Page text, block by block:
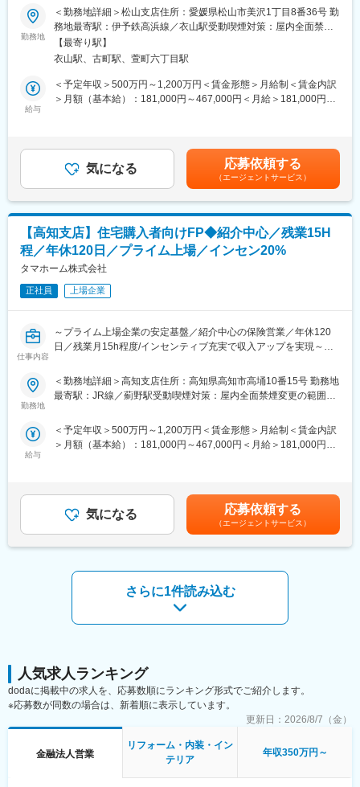
的な立地の新築物件をご提供しています。
■自社開発物件の特徴
自然素材である「無垢材」の温もりが魅力の新築分譲マンション
クトレジデンス「プロスタイルウェルス」、日本ならではのおも
てなしを味わえる旅館のホスピタリティと、ホテルの利便性、手
件は、多方面から高評価をいただいています。
■同社について
同社を擁するグループは、2025年3月に「LGPS」として米国の
New York Stock Exchange（NYSE American）へ直接上場した日
本初の企業。リアルエステートと宿泊・ホテル運営を融合し、不
動産開発から日本文化を活かした宿泊事業まで展開。海外資本も
活用して急拡大中の成長基盤が魅力です。
変更の範囲：会社の定める業務
■職務概要：
当社は累計引渡し棟数14万棟超を誇る低価格×良品質住宅のリー
ディングカンパニーです。
生命保険の提案先を自ら開拓する営業ではなく、住宅購入を検討
するお客様のライフプラン設計から関わる営業スタイルです。
住宅ローン・火災保険・生命保険をワンストップで提案し、お客
様の住まいと人生を支える総合コンサルタントとして活躍できま
・住宅購入を検討するお客様へのライフプラン設計およびFP相談
対応
・住宅ローンや住宅資金計画に関する提案および各種手続き支援
・社内住宅営業との関係構築および紹介案件獲得のための連携強
化
■組織構成：
金融部門に所属し、住宅営業担当と密接に連携しながら業務を推
進します。
■本ポジションの魅力：
住宅購入をきっかけとした顧客紹介型営業のため、飛び込みやテ
きます。
生命保険販売実績に応じたインセンティブ制度を導入しており、
が可能です。一般職平均70万円、主任職平均120万円、係長職平
均185万円（年間実績）の歩合支給実績があり、成果を正当に評
当社は創業からわずか15年でプライム市場上場を実現し、業界ト
ップクラスの売上規模を誇る住宅メーカーです。
低価格×良品質を強みに成長を続けており、安定した顧客基盤があ
も実現できる環境です。
変更の範囲：会社の定める業務
勤務地
＜勤務地詳細＞松山支店住所：愛媛県松山市美沢1丁目8番36号 勤
務地最寄駅：伊予鉄高浜線／衣山駅受動喫煙対策：屋内全面禁煙
変更の範囲：会社の定める事業所
【最寄り駅】
衣山駅、古町駅、萱町六丁目駅
給与
＜予定年収＞500万円～1,200万円＜賃金形態＞月給制＜賃金内訳
＞月額（基本給）：181,000円～467,000円＜月給＞181,000円～
す。■昇給：年1回（6月）■賞与：年2回（6、12月）※業績連動型
賃金はあくまでも目安の金額であり、選考を通じて上下する可能
性があります。月給(月額)は固定手当を含めた表記です。
気になる 応募依頼する
（エージェントサービス）
【高知支店】住宅購入者向けFP◆紹介中心／残業15H
程／年休120日／プライム上場／インセン20%
タマホーム株式会社
正社員 上場企業
仕事内容
～プライム上場企業の安定基盤／紹介中心の保険営業／年休120
日／残業月15h程度/インセンティブ充実で収入アップを実現～
■職務概要：
当社は累計引渡し棟数14万棟超を誇る低価格×良品質住宅のリー
するお客様のライフプラン設計から関わる営業スタイルです。
住宅ローン・火災保険・生命保険をワンストップで提案し、お客
■業務詳細：
・住宅購入を検討するお客様へのライフプラン設計およびFP相談
対応
・住宅ローンや住宅資金計画に関する提案および各種手続き支援
・複数の保険会社商品を活用した生命保険のコンサルティング営
・社内住宅営業との関係構築および紹介案件獲得のための連携強
金融部門に所属し、住宅営業担当と密接に連携しながら業務を推
進します。
■本ポジションの魅力：
住宅購入をきっかけとした顧客紹介型営業のため、飛び込みやテ
レアポ中心ではなく、お客様へのコンサルティング提案に集中で
きます。
生命保険販売実績に応じたインセンティブ制度を導入しており、
手数料の20％を還元。四半期ごとに支給され、継続的な収入形成
勤務地
＜勤務地詳細＞高知支店住所：高知県高知市高埇10番15号 勤務地
最寄駅：JR線／薊野駅受動喫煙対策：屋内全面禁煙変更の範囲：
給与
＜予定年収＞500万円～1,200万円＜賃金形態＞月給制＜賃金内訳
＞月額（基本給）：181,000円～467,000円＜月給＞181,000円～
す。■昇給：年1回（6月）■賞与：年2回（6、12月）※業績連動型
賃金はあくまでも目安の金額であり、選考を通じて上下する可能
性があります。月給(月額)は固定手当を含めた表記です。
気になる 応募依頼する
（エージェントサービス）
さらに1件読み込む
人気求人ランキング
dodaに掲載中の求人を、応募数順にランキング形式でご紹介します。
※応募数が同数の場合は、新着順に表示しています。
更新日： 2026/8/7（金）
金融法人営業
リフォーム・内装・イン
テリア
年収350万円～